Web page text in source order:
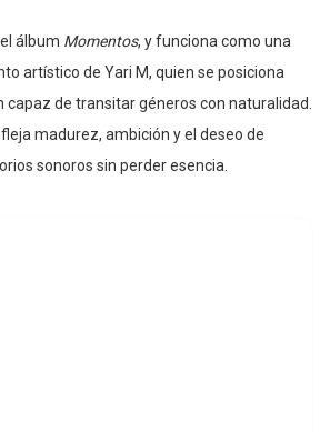
álbum Momentos, y funciona como una
artístico de Yari M, quien se posiciona
capaz de transitar géneros con naturalidad.
madurez, ambición y el deseo de
sonoros sin perder esencia.